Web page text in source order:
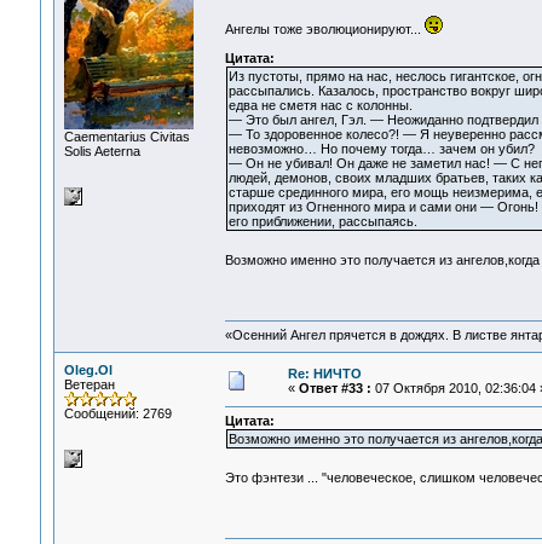
Сaementarius Civitas
Solis Aeterna
Ангелы тоже эволюционируют...
Цитата:
Из пустоты, прямо на нас, неслось гигантское,
рассыпались. Казалось, пространство вокруг
едва не сметя нас с колонны.
— Это был ангел, Гэл. — Неожиданно
— То здоровенное колесо?! — Я неуверенно
невозможно… Но почему тогда… зачем он убил?
— Он не убивал! Он даже не заметил нас! — С
людей, демонов, своих младших братьев, таких
старше срединного мира, его мощь неизмерима,
приходят из Огненного мира и сами они —
его приближении, рассыпаясь.
Возможно именно это получается из
«Осенний Ангел прячется в дождях. В листве
Oleg.Ol
Ветеран
Сообщений: 2769
Re: НИЧТО
« Ответ #33 : 07 Октября 2010, 02:36:04
Цитата:
Возможно именно это получается из
Это фэнтези ... "человеческое, слишком